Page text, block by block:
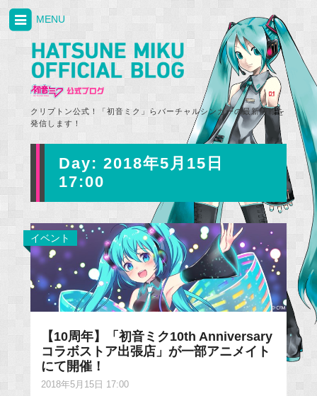
クリプトン公式！「初音ミク」らバーチャルシンガーの最新情報を
発信します！
MENU
Day: 2018年5月15日
17:00
イベント
【10周年】「初音ミク10th Anniversary
コラボストア出張店」が一部アニメイト
にて開催！
2018年5月15日 17:00